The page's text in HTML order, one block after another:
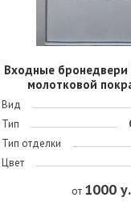
Входные бронедвери
молотковой
Вид
Тип
Тип отделки
Цвет
от 1000